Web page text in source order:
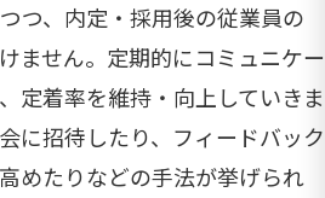
つ、内定・採用後の従業員の
ません。定期的にコミュニケー
定着率を維持・向上していきま
に招待したり、フィードバック
めたりなどの手法が挙げられ